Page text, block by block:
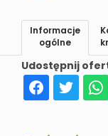
Udostępnij
Informacje
ogólne